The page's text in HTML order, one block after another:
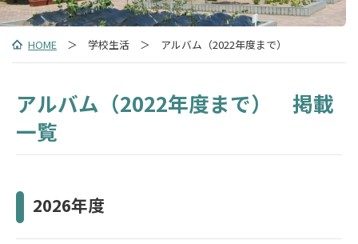
HOME ＞ 学校生活 ＞ アルバム（2022年度まで）
アルバム（2022年度まで） 掲載
一覧
2026年度